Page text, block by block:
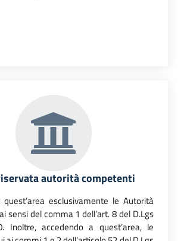
autorità competenti
esclusivamente le Autorità
sensi del comma 1 dell’art. 8 del D.Lgs
Inoltre, accedendo a quest’area, le